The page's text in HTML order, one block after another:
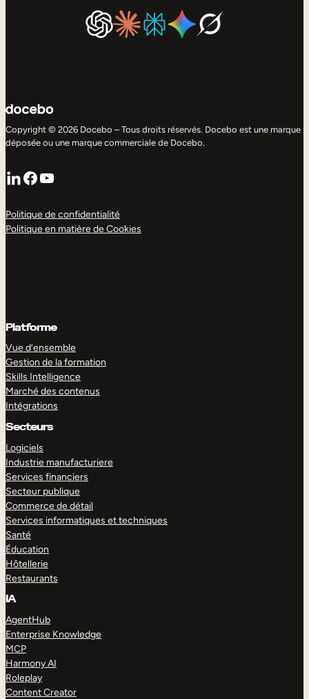
Copyright © 2026 Docebo – Tous droits réservés. Docebo est une marque
déposée ou une marque commerciale de Docebo.
LinkedIn
Facebook
YouTube
Politique de confidentialité
Politique en matière de Cookies
Platforme
Vue d’ensemble
Gestion de la formation
Skills Intelligence
Marché des contenus
Intégrations
Secteurs
Logiciels
Industrie manufacturiere
Services financiers
Secteur publique
Commerce de détail
Services informatiques et techniques
Santé
Éducation
Hôtellerie
Restaurants
IA
AgentHub
Enterprise Knowledge
MCP
Harmony AI
Roleplay
Content Creator